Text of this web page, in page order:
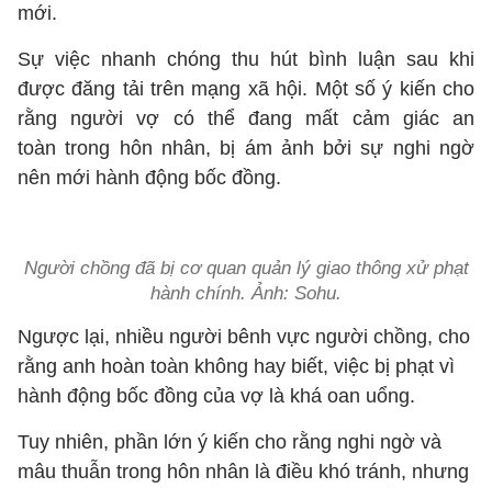
mới.
Sự việc nhanh chóng thu hút bình luận sau khi
được đăng tải trên mạng xã hội. Một số ý kiến cho
rằng người vợ có thể đang mất cảm giác an
toàn trong hôn nhân, bị ám ảnh bởi sự nghi ngờ
nên mới hành động bốc đồng.
Người chồng đã bị cơ quan quản lý giao thông xử phạt
hành chính. Ảnh: Sohu.
Ngược lại, nhiều người bênh vực người chồng, cho
rằng anh hoàn toàn không hay biết, việc bị phạt vì
hành động bốc đồng của vợ là khá oan uổng.
Tuy nhiên, phần lớn ý kiến cho rằng nghi ngờ và
mâu thuẫn trong hôn nhân là điều khó tránh, nhưng